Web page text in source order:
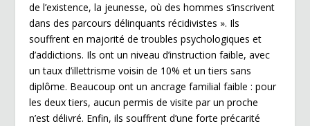
de l’existence, la jeunesse, où des hommes s’inscrivent
dans des parcours délinquants récidivistes ». Ils
souffrent en majorité de troubles psychologiques et
d’addictions. Ils ont un niveau d’instruction faible, avec
un taux d’illettrisme voisin de 10% et un tiers sans
diplôme. Beaucoup ont un ancrage familial faible : pour
les deux tiers, aucun permis de visite par un proche
n’est délivré. Enfin, ils souffrent d’une forte précarité